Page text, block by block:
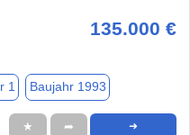
135.000 €
1 Baujahr 1993
★ ➦ ➜